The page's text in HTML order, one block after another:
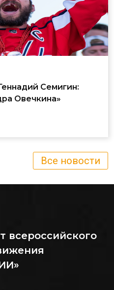
Семигин:
Овечкина»
Все новости
всероссийского